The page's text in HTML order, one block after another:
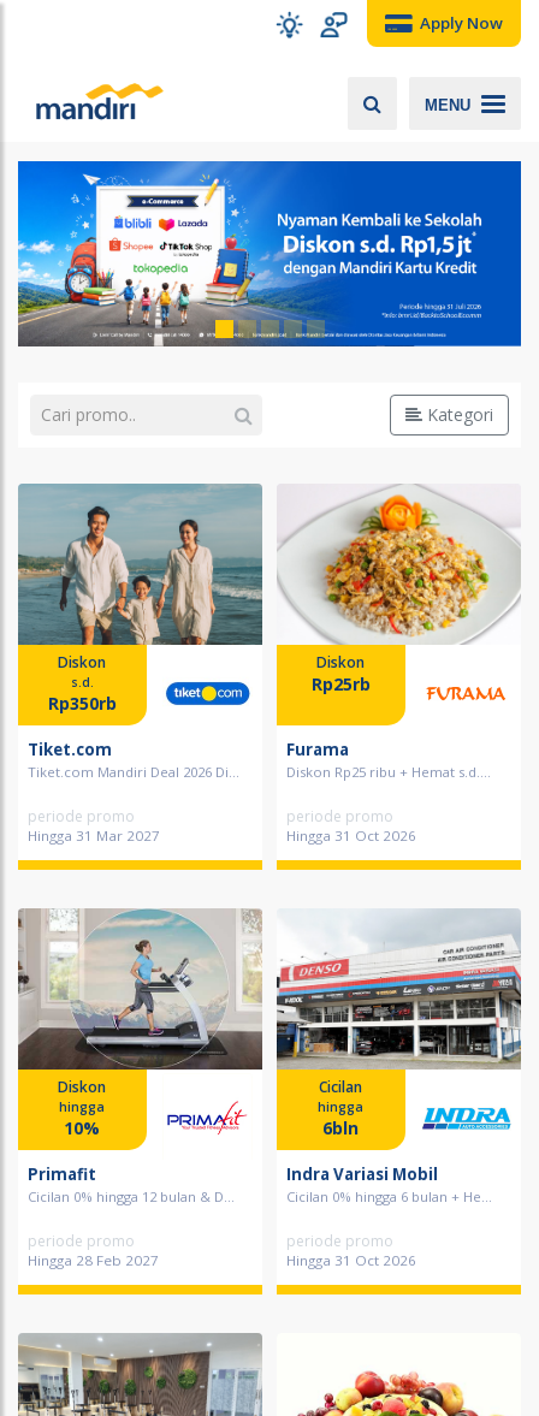
Apply Now
MENU
Kategori
Diskon
s.d.
Rp350rb
Tiket.com
Tiket.com Mandiri Deal 2026 Di...
periode promo
Hingga 31 Mar 2027
Diskon
Rp25rb
Furama
Diskon Rp25 ribu + Hemat s.d....
periode promo
Hingga 31 Oct 2026
Diskon
hingga
10%
Primafit
Cicilan 0% hingga 12 bulan & D...
periode promo
Hingga 28 Feb 2027
Cicilan
hingga
6bln
Indra Variasi Mobil
Cicilan 0% hingga 6 bulan + He...
periode promo
Hingga 31 Oct 2026